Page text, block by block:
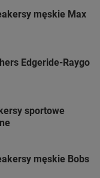
męskie Max
Edgeride-Raygo
sportowe
męskie Bobs